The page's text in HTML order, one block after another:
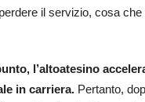
il servizio, cosa
l’altoatesino
in carriera. Pertanto,